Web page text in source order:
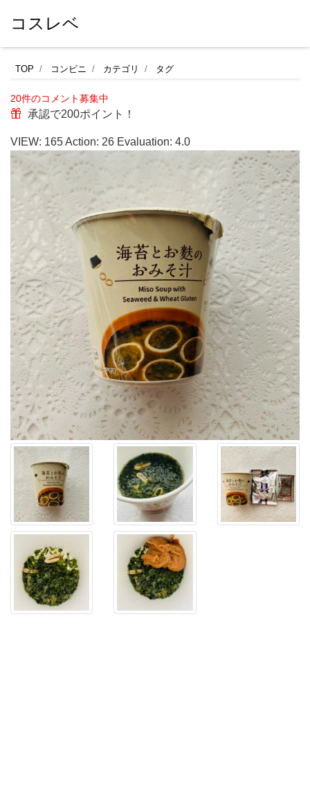
コスレベ
海
苔
の
っ
た
お
味
汁
が
好
き
な
の
で、
ロ
ー
ソ
の
カ
ッ
ス
ー
プ
TOP コンビニ カテゴリ タグ
20件のコメント募集中
承認で200ポイント！
VIEW: 165Action: 26 Evaluation: 4.0